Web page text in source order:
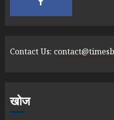
Contact Us:
खोज